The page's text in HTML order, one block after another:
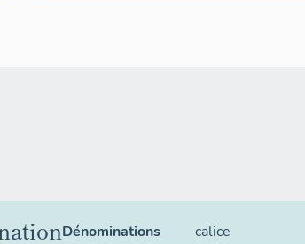
Dénominations
calice